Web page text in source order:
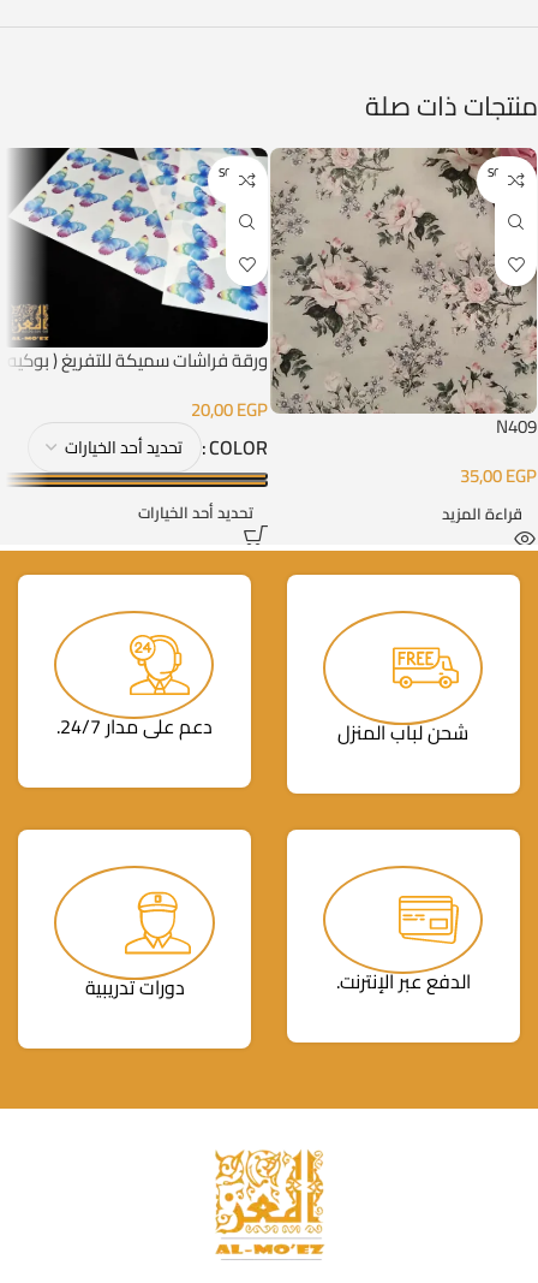
منتجات ذات صلة
SOLD O
UT
N409
35,00EGP
قراءة المزيد
SOLD O
UT
ورقة فراشات سميكة للتفريغ ( بوكيه
20,00EGP
COLOR
تحديد أحد الخيارات
شحن لباب المنزل دعم على مدار 24/7.
الدفع عبر الإنترنت. دورات تدريبية